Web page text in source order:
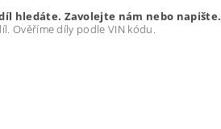
hledáte. Zavolejte nám nebo napište.
Ověříme díly podle VIN kódu.